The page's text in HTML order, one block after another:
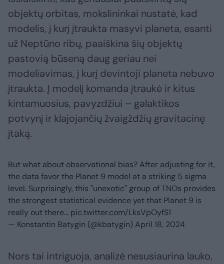
objektų orbitas, mokslininkai nustatė, kad
modelis, į kurį įtraukta masyvi planeta, esanti
už Neptūno ribų, paaiškina šių objektų
pastovią būseną daug geriau nei
modeliavimas, į kurį devintoji planeta nebuvo
įtraukta. Į modelį komanda įtraukė ir kitus
kintamuosius, pavyzdžiui – galaktikos
potvynį ir klajojančių žvaigždžių gravitacinę
įtaką.
But what about observational bias? After adjusting for it,
the data favor the Planet 9 model at a striking 5 sigma
level. Surprisingly, this "unexotic" group of TNOs provides
the strongest statistical evidence yet that Planet 9 is
really out there... pic.twitter.com/LksVpOyfS1
— Konstantin Batygin (@kbatygin) April 18, 2024
Nors tai intriguoja, analizė nesusiaurina lauko,